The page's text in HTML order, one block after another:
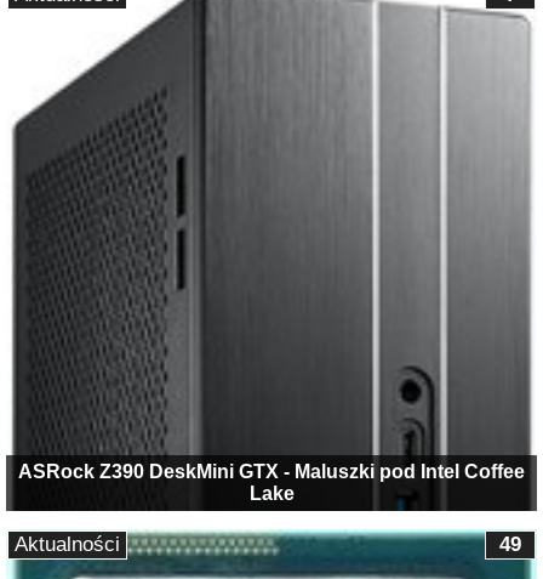
ASRock Z390 DeskMini GTX - Maluszki pod Intel Coffee
Lake
49
Aktualności